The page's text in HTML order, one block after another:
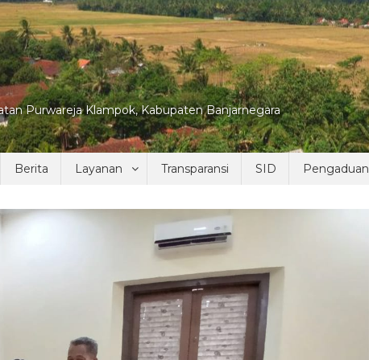
Purwareja Klampok, Kabupaten Banjarnegara
Berita Layanan Transparansi SID Pengaduan